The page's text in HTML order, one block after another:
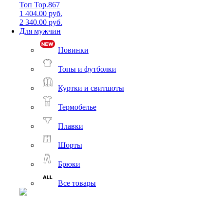
Топ Top.867
1 404.00 руб.
2 340.00 руб.
Для мужчин
Новинки
Топы и футболки
Куртки и свитшоты
Термобелье
Плавки
Шорты
Брюки
Все товары